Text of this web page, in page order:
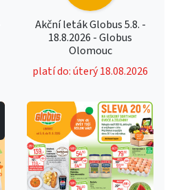
Akční leták Globus 5.8. -
18.8.2026 - Globus
Olomouc
platí do: úterý 18.08.2026